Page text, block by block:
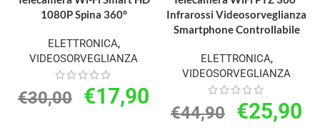
1080P Spina 360°
ELETTRONICA,
VIDEOSORVEGLIANZA
€30,00 €17,90
Infrarossi Videosorveglianza
Smartphone Controllabile
ELETTRONICA,
VIDEOSORVEGLIANZA
€44,90 €25,90